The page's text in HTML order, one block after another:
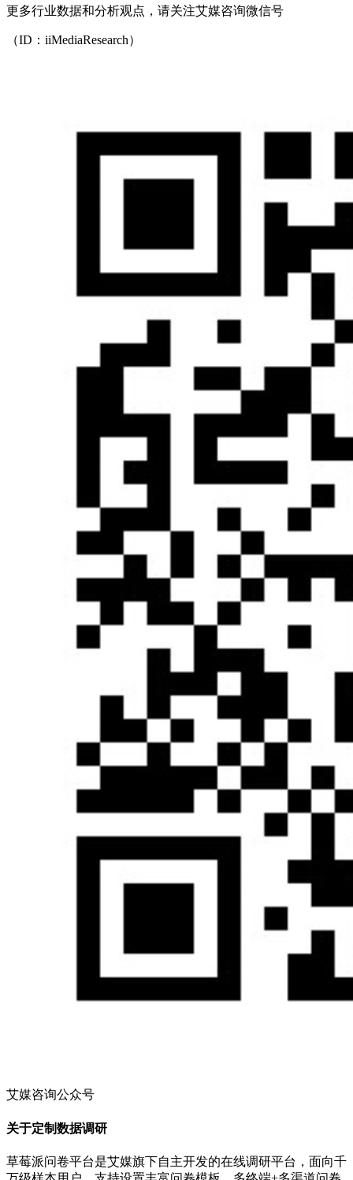
更多行业数据和分析观点，请关注艾媒咨询微信号
（ID：iiMediaResearch）
艾媒咨询公众号
关于定制数据调研
草莓派问卷平台是艾媒旗下自主开发的在线调研平台，面向千